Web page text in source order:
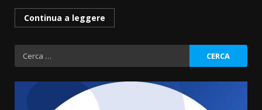
Continua a leggere
Ricerca
per: